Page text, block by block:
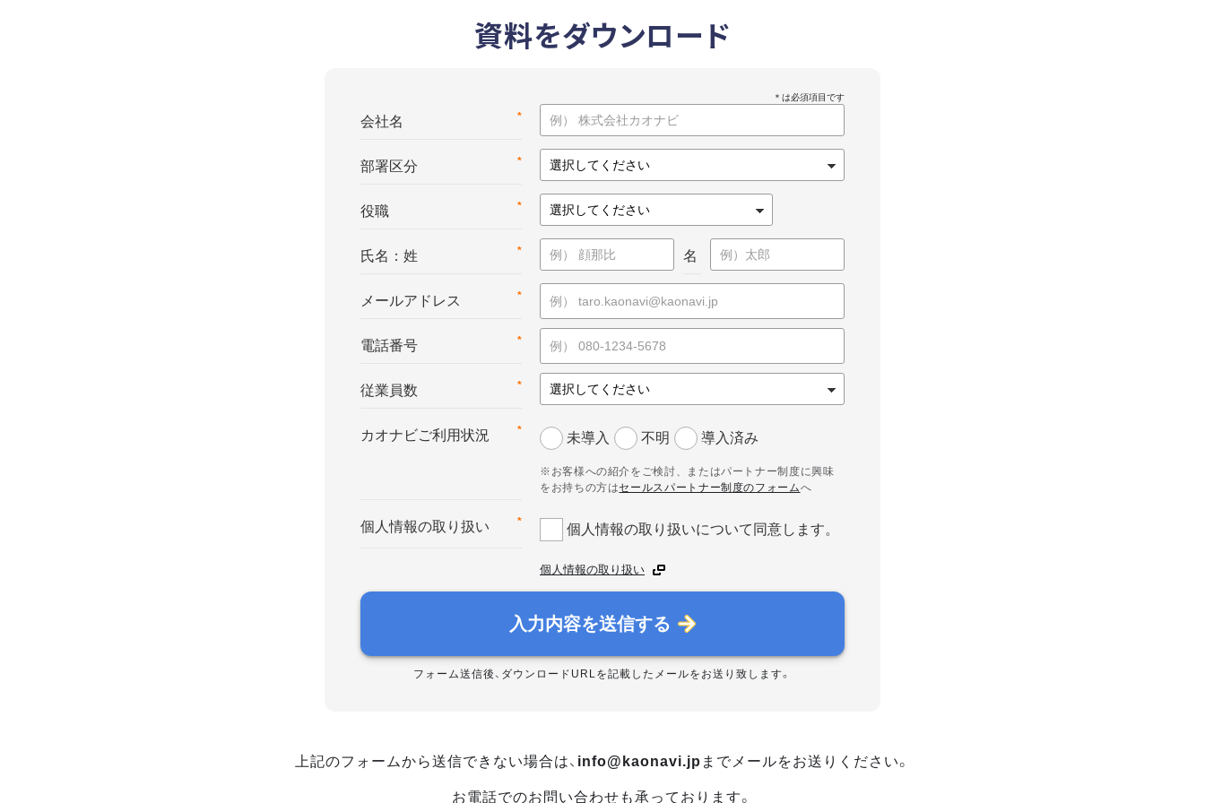
資料をダウンロード
*
会社名
*
部署区分
*
役職
*
氏名：姓 名
*
メールアドレス
*
電話番号
*
従業員数
*
カオナビご利用状況 未導入 不明 導入済み
※お客様への紹介をご検討、またはパートナー制度に興味
をお持ちの方はセールスパートナー制度のフォームへ
*
個人情報の取り扱い 個人情報の取り扱いについて同意します。
個人情報の取り扱い
入力内容を送信する
フォーム送信後、ダウンロードURLを記載したメールをお送り致します。
上記のフォームから送信できない場合は、 info@kaonavi.jp までメールをお送りください。
お電話でのお問い合わせも承っております。